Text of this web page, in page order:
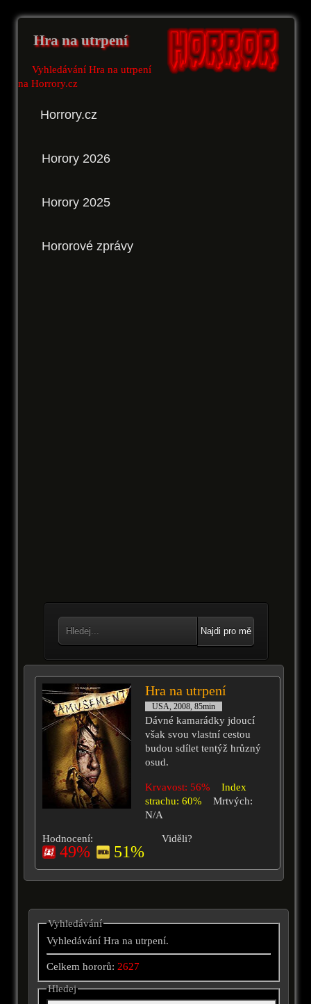
Hra na utrpení
Vyhledávání Hra na utrpení
na Horrory.cz
Horrory.cz
Horory 2026
Horory 2025
Hororové zprávy
Najdi pro mě
Hra na utrpení
USA, 2008, 85min
Dávné kamarádky jdoucí
však svou vlastní cestou
budou sdílet tentýž hrůzný
osud.
Krvavost: 56%
Index
strachu: 60%
Mrtvých:
N/A
Hodnocení:
49% 51%
Viděli?
Vyhledávání
Vyhledávání Hra na utrpení.
Celkem hororů:2627
Hledej